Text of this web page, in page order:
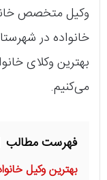
وکیل متخصص
خانواده در
بهترین وکلای
می‌کنیم.
فهرست مطالب
بهترین وکیل